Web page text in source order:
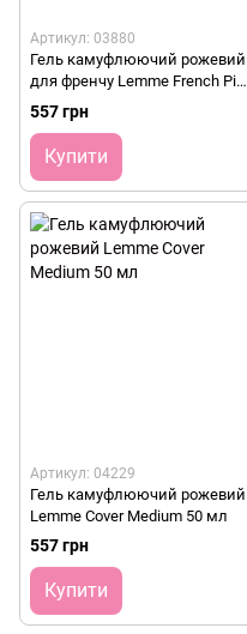
Артикул: 03880
Гель камуфлюючий рожевий
для френчу Lemme French Pink
50 мл
557 грн
Купити
Артикул: 04229
Гель камуфлюючий рожевий
Lemme Cover Medium 50 мл
557 грн
Купити